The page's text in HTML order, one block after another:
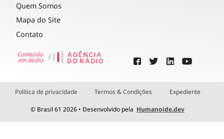
Quem Somos
Mapa do Site
Contato
Política de privacidade Termos & Condições Expediente
© Brasil 61 2026 • Desenvolvido pela Humanoide.dev